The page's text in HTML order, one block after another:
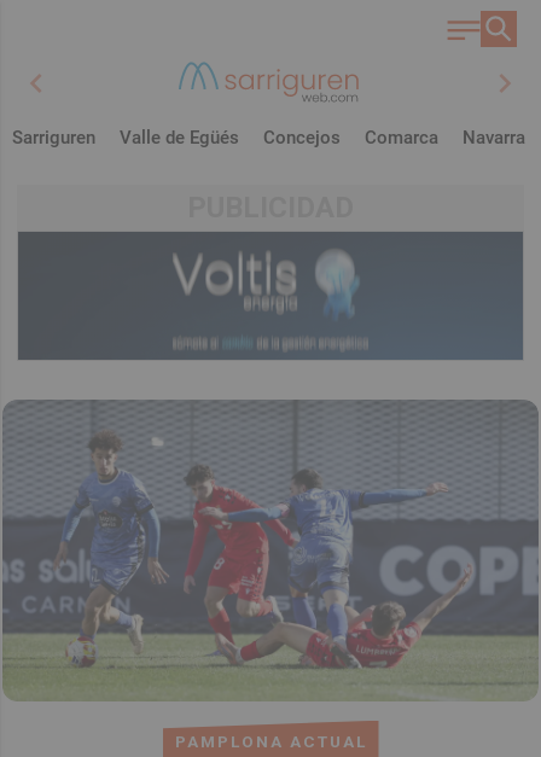
chevron_left chevron_right
Sarriguren Valle de Egüés Concejos Comarca Navarra
PAMPLONA ACTUAL